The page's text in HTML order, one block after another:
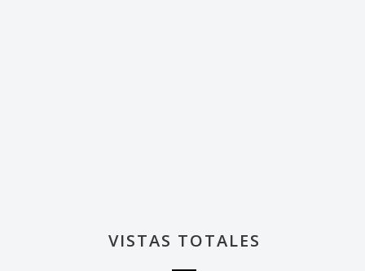
VISTAS TOTALES